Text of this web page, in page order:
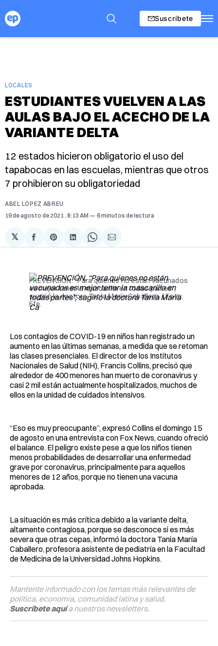
Suscríbete
LOCALES
ESTUDIANTES VUELVEN A LAS
AULAS BAJO EL ACECHO DE LA
VARIANTE DELTA
12 estados hicieron obligatorio el uso del
tapabocas en las escuelas, mientras que otros
7 prohibieron su obligatoriedad
ABEL LÓPEZ ABREU
19 de agosto de 2021 . 8:13 AM 6 minutos de lectura
𝕏
Compartir
en
Share
on
Compartir
en
Share
on
Compartir
via
PREVENCIÓN. “Para quienes no están vacunados
es mejor tener la mascarilla en todas partes”,
sugirió la doctora Tania María Caballero. | Foto:
Efe.
Los contagios de COVID-19 en niños han registrado un
aumento en las últimas semanas, a medida que se retoman
las clases presenciales. El director de los Institutos
Nacionales de Salud (NIH), Francis Collins, precisó que
alrededor de 400 menores han muerto de coronavirus y
casi 2 mil están actualmente hospitalizados, muchos de
ellos en la unidad de cuidados intensivos.
“Eso es muy preocupante”, expresó Collins el domingo 15
de agosto en una entrevista con Fox News, cuando ofreció
el balance. El peligro existe pese a que los niños tienen
menos probabilidades de desarrollar una enfermedad
grave por coronavirus, principalmente para aquellos
menores de 12 años, porque no tienen una vacuna
aprobada.
La situación es más crítica debido a la variante delta,
altamente contagiosa, porque se desconoce si es más
severa que otras cepas, informó la doctora Tania María
Caballero, profesora asistente de pediatría en la Facultad
de Medicina de la Universidad Johns Hopkins.
Mantente informado con los temas más relevantes de
política, economía, comunidad latina y salud.
Suscríbete aquía nuestros newsletters.